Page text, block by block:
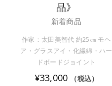
品》
新着商品
作家：太田美智代 約25㎝ モヘ
ア・グラスアイ・化繊綿・ハー
ドボードジョイント
¥33,000 （税込）